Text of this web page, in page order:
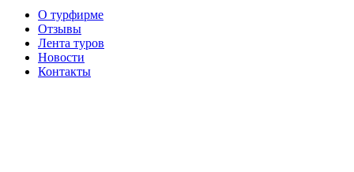
О турфирме
Отзывы
Лента туров
Новости
Контакты